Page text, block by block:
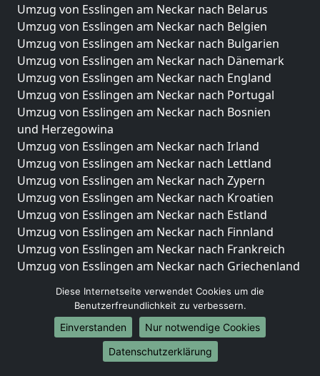
Umzug von Esslingen am Neckar nach Belarus
Umzug von Esslingen am Neckar nach Belgien
Umzug von Esslingen am Neckar nach Bulgarien
Umzug von Esslingen am Neckar nach Dänemark
Umzug von Esslingen am Neckar nach England
Umzug von Esslingen am Neckar nach Portugal
Umzug von Esslingen am Neckar nach Bosnien
und Herzegowina
Umzug von Esslingen am Neckar nach Irland
Umzug von Esslingen am Neckar nach Lettland
Umzug von Esslingen am Neckar nach Zypern
Umzug von Esslingen am Neckar nach Kroatien
Umzug von Esslingen am Neckar nach Estland
Umzug von Esslingen am Neckar nach Finnland
Umzug von Esslingen am Neckar nach Frankreich
Umzug von Esslingen am Neckar nach Griechenland
Umzug von Esslingen am Neckar nach Liechtenstein
Umzug von Esslingen am Neckar nach Luxemburg
Umzug von Esslingen am Neckar nach Niederlande
Umzug von Esslingen am Neckar nach Norwegen
Diese Internetseite verwendet Cookies um die
Benutzerfreundlichkeit zu verbessern.
Einverstanden
Nur notwendige Cookies
Datenschutzerklärung